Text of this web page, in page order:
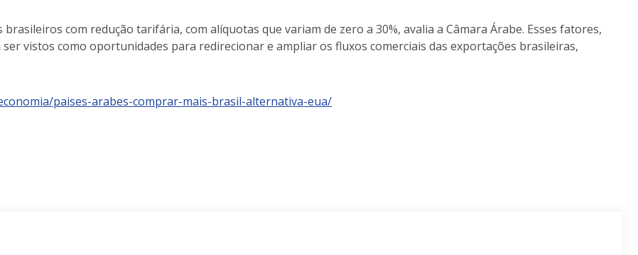
com redução tarifária, com alíquotas que variam de zero a 30%, avalia a Câmara Árabe. Esses fatores,
vistos como oportunidades para redirecionar e ampliar os fluxos comerciais das exportações brasileiras,
paises-arabes-comprar-mais-brasil-alternativa-eua/